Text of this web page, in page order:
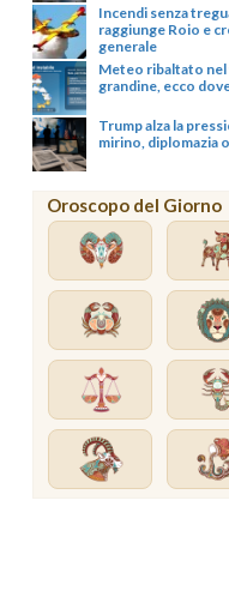
Incendi senza
raggiunge Roio e
generale
Meteo ribaltato
grandine, ecco
Trump alza la
mirino, diplomazia
Oroscopo del Giorno